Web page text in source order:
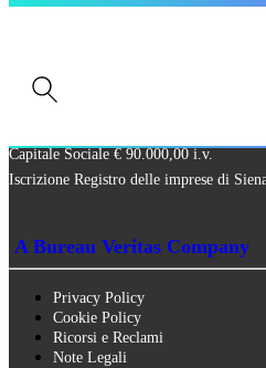
Via Paolo Frajese, 37 – 53100 Siena
tel. +39 0577 327234 - fax +39 0577
Capitale Sociale € 90.000,00 i.v.
Iscrizione Registro delle imprese di
A Bureau Veritas Company
Privacy Policy
Cookie Policy
Ricorsi e Reclami
Note Legali